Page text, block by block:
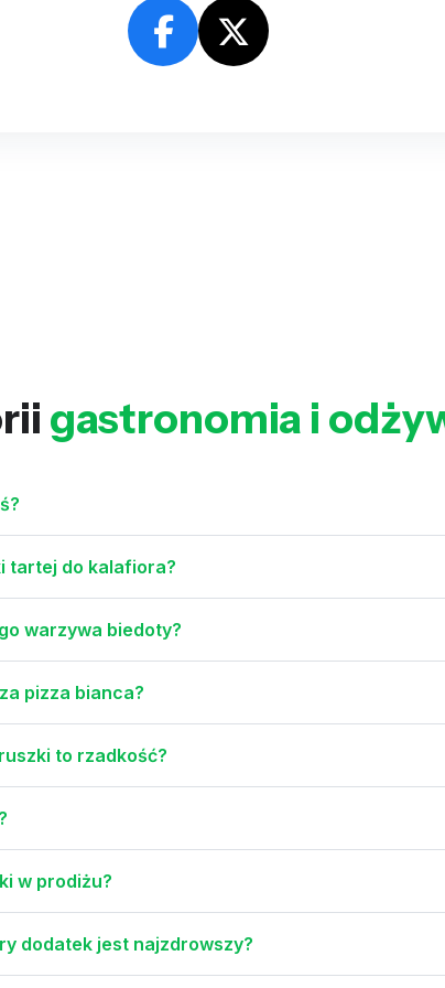
gastronomia i
tartej do kalafiora?
warzywa biedoty?
pizza bianca?
to rzadkość?
w prodiżu?
dodatek jest najzdrowszy?